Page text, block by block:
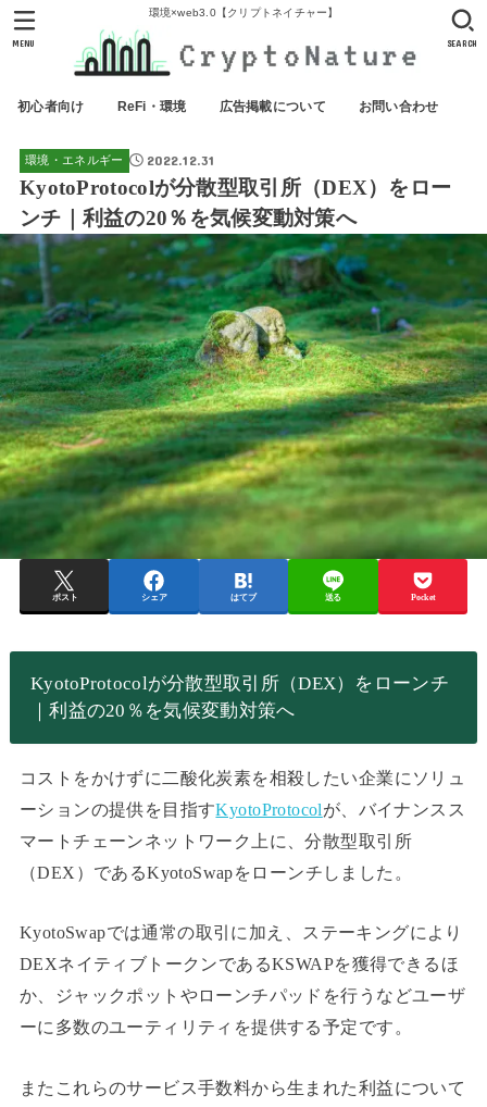
環境×web3.0【クリプトネイチャー】
初心者向け ReFi・環境 広告掲載について お問い合わせ
SEARCH
MENU
環境・エネルギー 2022.12.31
KyotoProtocolが分散型取引所（DEX）をロー
ンチ｜利益の20％を気候変動対策へ
ポスト シェア はてブ 送る Pocket
KyotoProtocolが分散型取引所（DEX）をローンチ
｜利益の20％を気候変動対策へ
コストをかけずに二酸化炭素を相殺したい企業にソリュ
ーションの提供を目指すKyotoProtocolが、バイナンスス
マートチェーンネットワーク上に、分散型取引所
（DEX）であるKyotoSwapをローンチしました。
KyotoSwapでは通常の取引に加え、ステーキングにより
DEXネイティブトークンであるKSWAPを獲得できるほ
か、ジャックポットやローンチパッドを行うなどユーザ
ーに多数のユーティリティを提供する予定です。
またこれらのサービス手数料から生まれた利益について